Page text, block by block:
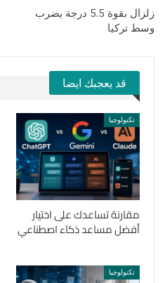
زلزال بقوة 5.5 درجة يضرب
وسط تركيا
قد يعجبك ايضا
تكنولوجيا
مقارنة تساعدك على اختيار
أفضل مساعد ذكاء اصطناعي
تكنولوجيا